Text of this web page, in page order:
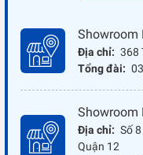
Showroom
Địa chỉ: 368
Tổng đài:
Showroom
Địa chỉ: Số
Quận 12